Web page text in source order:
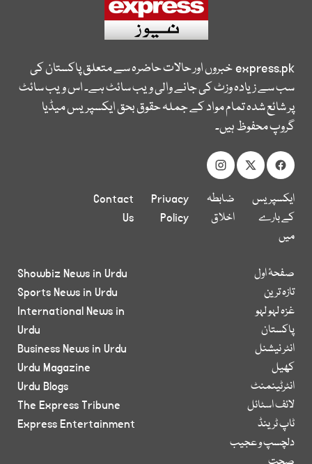
express.pkخبروں اور حالات حاضرہ سے متعلق پاکستان کی
سب سے زیادہ وزٹ کی جانے والی ویب سائٹ ہے۔ اس ویب سائٹ
پر شائع شدہ تمام مواد کے جملہ حقوق بحق ایکسپریس میڈیا
گروپ محفوظ ہیں۔
ایکسپریس
کے بارے
میں
ضابطہ
اخلاق
Privacy
Policy
Contact
Us
صفحۂ اول
تازہ ترین
غزہ لہو لہو
پاکستان
انٹر نیشنل
کھیل
انٹرٹینمنٹ
لائف اسٹائل
ٹاپ ٹرینڈ
دلچسپ و عجیب
Showbiz News in Urdu
Sports News in Urdu
International News in
Urdu
Business News in Urdu
Urdu Magazine
Urdu Blogs
The Express Tribune
Express Entertainment